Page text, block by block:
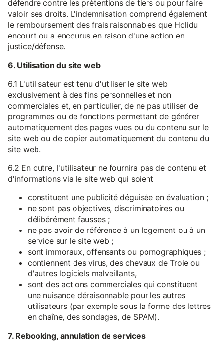
défendre contre les prétentions de tiers ou pour faire
valoir ses droits. L'indemnisation comprend également
le remboursement des frais raisonnables que Holidu
encourt ou a encourus en raison d'une action en
justice/défense.
6. Utilisation du site web
6.1 L'utilisateur est tenu d'utiliser le site web
exclusivement à des fins personnelles et non
commerciales et, en particulier, de ne pas utiliser de
programmes ou de fonctions permettant de générer
automatiquement des pages vues ou du contenu sur le
site web ou de copier automatiquement du contenu du
site web.
6.2 En outre, l'utilisateur ne fournira pas de contenu et
d'informations via le site web qui soient
constituent une publicité déguisée en évaluation ;
ne sont pas objectives, discriminatoires ou
délibérément fausses ;
ne pas avoir de référence à un logement ou à un
service sur le site web ;
sont immoraux, offensants ou pornographiques ;
contiennent des virus, des chevaux de Troie ou
d'autres logiciels malveillants,
sont des actions commerciales qui constituent
une nuisance déraisonnable pour les autres
utilisateurs (par exemple sous la forme des lettres
en chaîne, des sondages, de SPAM).
7. Rebooking, annulation de services